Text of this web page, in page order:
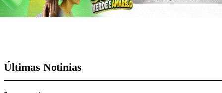
Últimas Notinias